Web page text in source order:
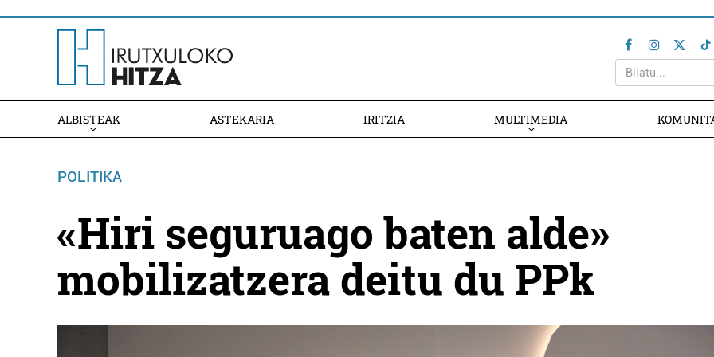
ALBISTEAK ASTEKARIA IRITZIA MULTIMEDIA
POLITIKA
«Hiri seguruago baten alde»
mobilizatzera deitu du PPk